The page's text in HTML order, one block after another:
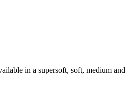
in a supersoft, soft, medium and